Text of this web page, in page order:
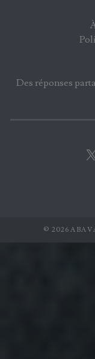
Des réponses
© 2026